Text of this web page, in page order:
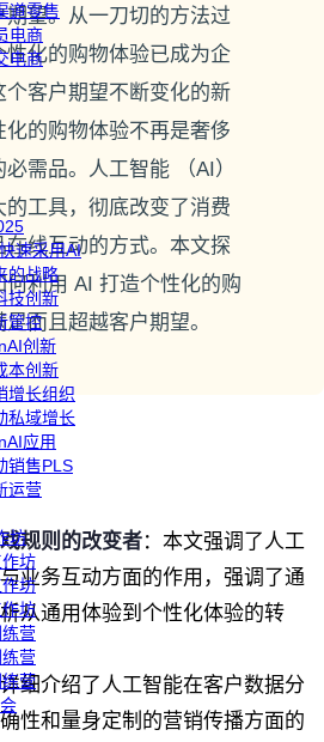
道零售
电商
电商
速采用AI
的战略
技创新
管控
创新
本创新
增长组织
私域增长
应用
销售PLS
运营
坊
坊
坊
坊
营
营
营
望。从一刀切的方法过
性化的购物体验已成为企
个客户期望不断变化的新
的购物体验不再是奢侈
需品。人工智能 （AI）
工具，彻底改变了消费
线互动的方式。本文探
何利用 AI 打造个性化的购
而且超越客户期望。
规则的改变者：本文强调了人工
业务互动方面的作用，强调了通
从通用体验到个性化体验的转
细介绍了人工智能在客户数据分
性和量身定制的营销传播方面的